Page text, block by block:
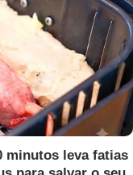
minutos leva fatias